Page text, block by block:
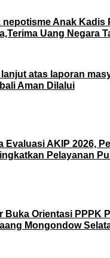
nepotisme Anak Kadis
Uang Negara
atas laporan
Aman Dilalui
Evaluasi AKIP 2026,
Pelayanan
Buka Orientasi PPPK
Mongondow